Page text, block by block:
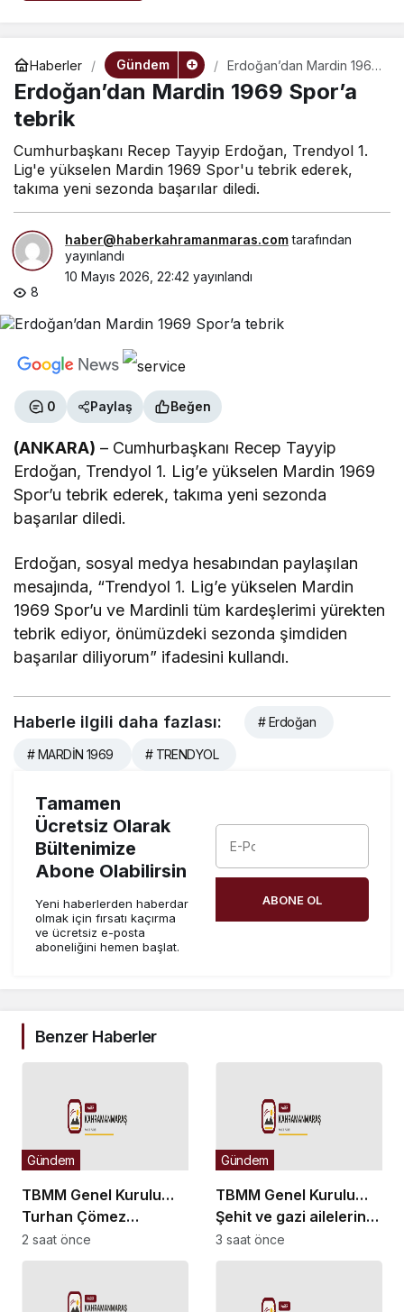
Haberler Gündem
Erdoğan’dan Mardin 1969
Spor’a tebrik
Erdoğan’dan Mardin 1969 Spor’a
tebrik
Cumhurbaşkanı Recep Tayyip Erdoğan, Trendyol 1.
Lig'e yükselen Mardin 1969 Spor'u tebrik ederek,
takıma yeni sezonda başarılar diledi.
haber@haberkahramanmaras.comtarafından
yayınlandı
10 Mayıs 2026, 22:42 yayınlandı
8
0 Paylaş Beğen
(ANKARA) – Cumhurbaşkanı Recep Tayyip
Erdoğan, Trendyol 1. Lig’e yükselen Mardin 1969
Spor’u tebrik ederek, takıma yeni sezonda
başarılar diledi.
Erdoğan, sosyal medya hesabından paylaşılan
mesajında, “Trendyol 1. Lig’e yükselen Mardin
1969 Spor’u ve Mardinli tüm kardeşlerimi yürekten
tebrik ediyor, önümüzdeki sezonda şimdiden
başarılar diliyorum” ifadesini kullandı.
Haberle ilgili daha fazlası: # Erdoğan
# MARDİN 1969 # TRENDYOL
Tamamen
Ücretsiz Olarak
Bültenimize
Abone Olabilirsin
Yeni haberlerden haberdar
olmak için fırsatı kaçırma
ve ücretsiz e-posta
aboneliğini hemen başlat.
ABONE OL
Benzer Haberler
TBMM Genel Kurulu…
Turhan Çömez
hakkında başlatılan
soruşturma “kürsü
tartışmasına neden
Gündem
2 saat önce
TBMM Genel Kurulu…
Şehit ve gazi ailelerine
yönelik düzenlemeleri
içeren kanun teklifinin
Gündem
3 saat önce